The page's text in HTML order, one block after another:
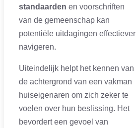
standaarden en voorschriften
van de gemeenschap kan
potentiële uitdagingen effectiever
navigeren.
Uiteindelijk helpt het kennen van
de achtergrond van een vakman
huiseigenaren om zich zeker te
voelen over hun beslissing. Het
bevordert een gevoel van